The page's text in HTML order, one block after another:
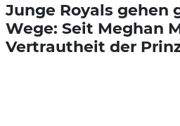
Junge Royals gehen
Wege: Seit Meghan
Vertrautheit der